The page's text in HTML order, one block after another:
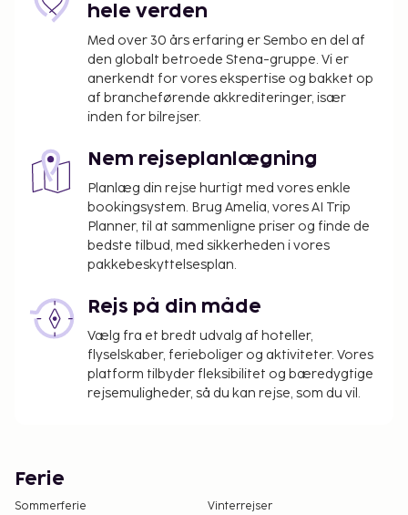
hele verden
Med over 30 års erfaring er Sembo en del af
den globalt betroede Stena-gruppe. Vi er
anerkendt for vores ekspertise og bakket op
af brancheførende akkrediteringer, især
inden for bilrejser.
Nem rejseplanlægning
Planlæg din rejse hurtigt med vores enkle
bookingsystem. Brug Amelia, vores AI Trip
Planner, til at sammenligne priser og finde de
bedste tilbud, med sikkerheden i vores
pakkebeskyttelsesplan.
Rejs på din måde
Vælg fra et bredt udvalg af hoteller,
flyselskaber, ferieboliger og aktiviteter. Vores
platform tilbyder fleksibilitet og bæredygtige
rejsemuligheder, så du kan rejse, som du vil.
Ferie
Sommerferie
Vinterrejser